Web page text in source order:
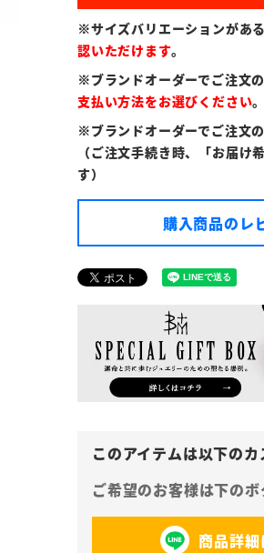
※サイズバリエーションがある
認いただけます。
※ブランドオーダーでご注文の
支払い方法をお選びください。
※ブランドオーダーでご注文の
（ご注文手続き時、「お届け
す）
購入商品のレ
商品詳